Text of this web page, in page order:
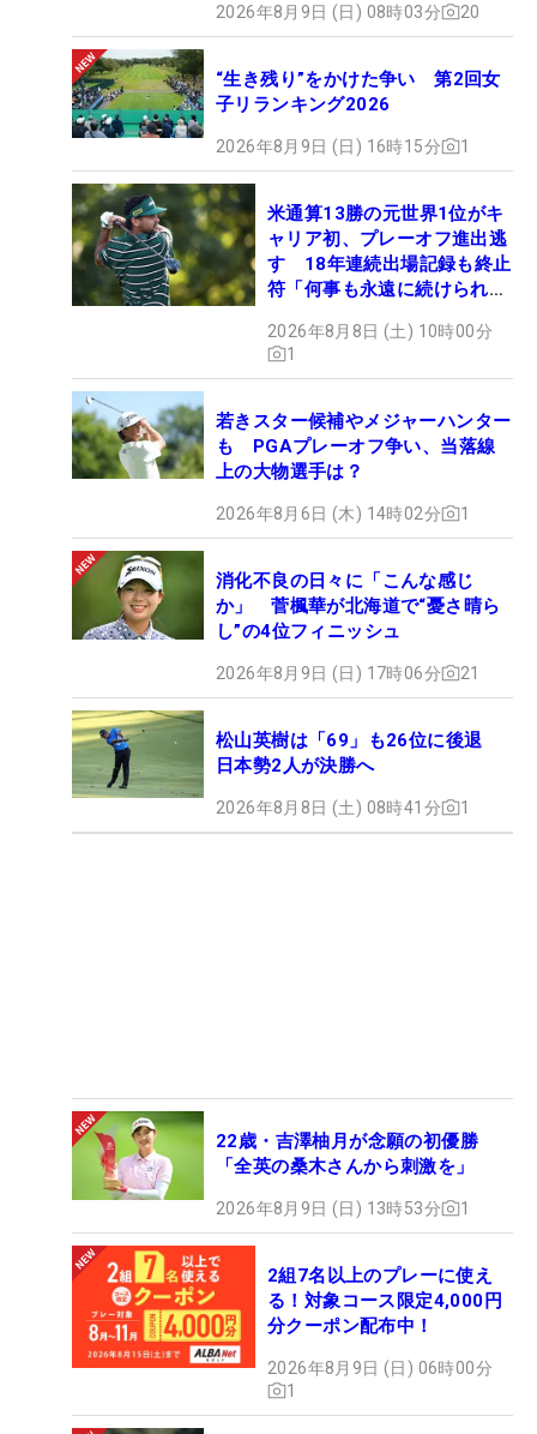
2026年8月9日 (日) 08時03分 20
“生き残り”をかけた争い 第2回女
子リランキング2026
2026年8月9日 (日) 16時15分 1
米通算13勝の元世界1位がキ
ャリア初、プレーオフ進出逃
す 18年連続出場記録も終止
符「何事も永遠に続けられな
2026年8月8日 (土) 10時00分
1
若きスター候補やメジャーハンター
も PGAプレーオフ争い、当落線
上の大物選手は？
2026年8月6日 (木) 14時02分 1
消化不良の日々に「こんな感じ
か」 菅楓華が北海道で“憂さ晴ら
し”の4位フィニッシュ
2026年8月9日 (日) 17時06分 21
松山英樹は「69」も26位に後退
日本勢2人が決勝へ
2026年8月8日 (土) 08時41分 1
22歳・吉澤柚月が念願の初優勝
「全英の桑木さんから刺激を」
2026年8月9日 (日) 13時53分 1
2組7名以上のプレーに使え
る！対象コース限定4,000円
分クーポン配布中！
2026年8月9日 (日) 06時00分
1